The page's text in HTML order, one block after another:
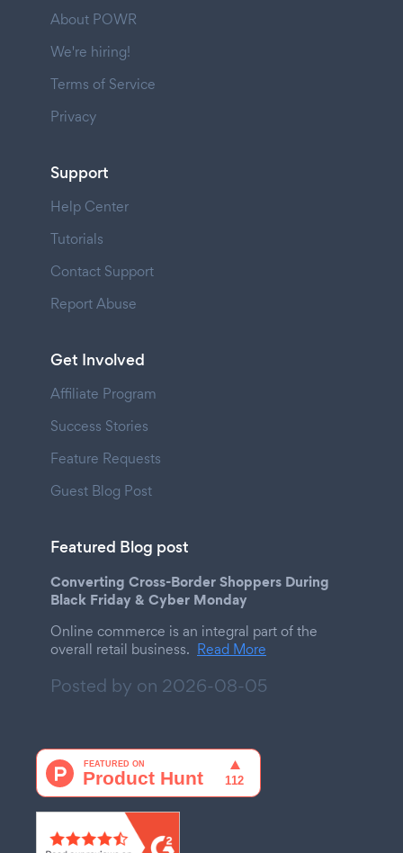
About POWR
We're hiring!
Terms of Service
Privacy
Support
Help Center
Tutorials
Contact Support
Report Abuse
Get Involved
Affiliate Program
Success Stories
Feature Requests
Guest Blog Post
Featured Blog post
Converting Cross-Border Shoppers During
Black Friday & Cyber Monday
Online commerce is an integral part of the
overall retail business. Read More
Posted by on 2026-08-05